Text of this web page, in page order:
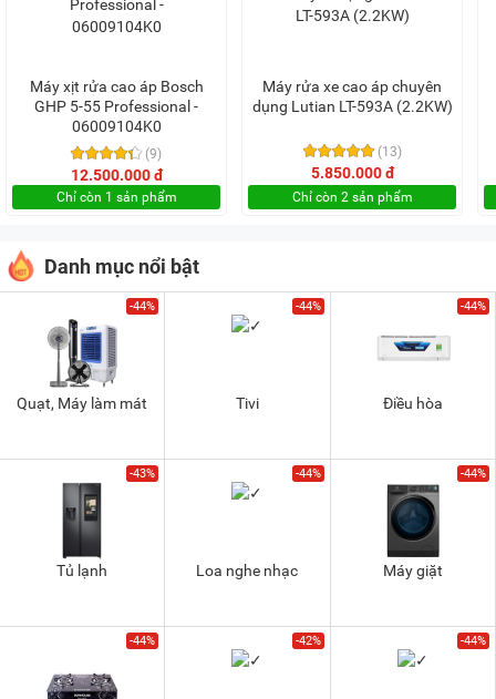
Máy xịt rửa cao áp Bosch
GHP 5-55 Professional -
06009104K0
(9)
12.500.000 đ
Chỉ còn 1 sản phẩm
Máy rửa xe cao áp chuyên
dụng Lutian LT-593A (2.2KW)
(13)
5.850.000 đ
Chỉ còn 2 sản phẩm
Danh mục nổi bật
-44%
Quạt, Máy làm mát
-44%
Tivi
-44%
Điều hòa
-43%
Tủ lạnh
-44%
Loa nghe nhạc
-44%
Máy giặt
-44% -42% -44%